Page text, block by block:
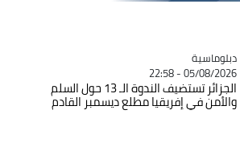
Catégorie
دبلوماسية
05/08/2026 - 22:58
الجزائر تستضيف الندوة الـ 13 حول السلم
والأمن في إفريقيا مطلع ديسمبر القادم